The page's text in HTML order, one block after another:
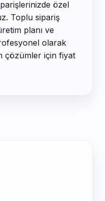
özel
Toplu sipariş
planı ve
olarak
çözümler için fiyat